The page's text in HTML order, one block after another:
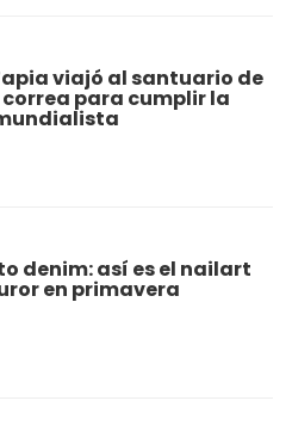
viajó al santuario de
para cumplir la
denim: así es el nailart
en primavera